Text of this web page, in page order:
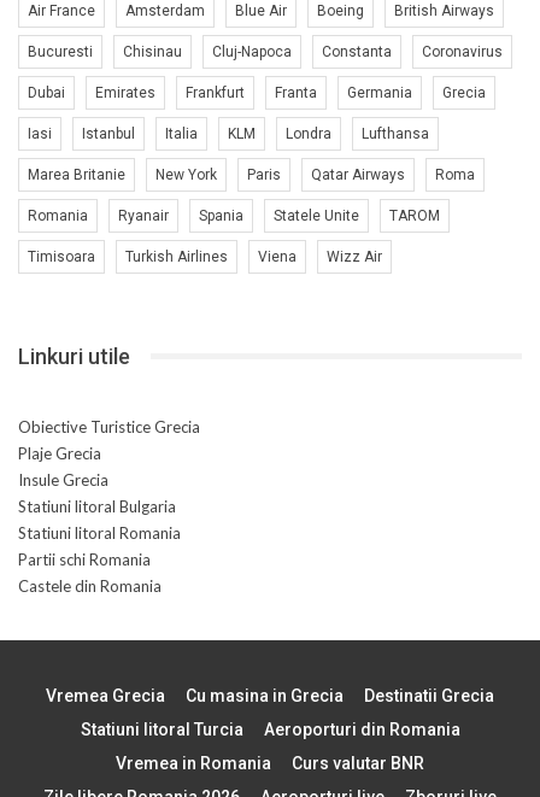
Air France Amsterdam Blue Air Boeing British Airways
Bucuresti Chisinau Cluj-Napoca Constanta Coronavirus
Dubai Emirates Frankfurt Franta Germania Grecia
Iasi Istanbul Italia KLM Londra Lufthansa
Marea Britanie New York Paris Qatar Airways Roma
Romania Ryanair Spania Statele Unite TAROM
Timisoara Turkish Airlines Viena Wizz Air
Linkuri utile
Obiective Turistice Grecia
Plaje Grecia
Insule Grecia
Statiuni litoral Bulgaria
Statiuni litoral Romania
Partii schi Romania
Castele din Romania
Vremea Grecia Cu masina in Grecia
Destinatii Grecia
Statiuni litoral Turcia
Aeroporturi din Romania
Vremea in Romania
Curs valutar BNR